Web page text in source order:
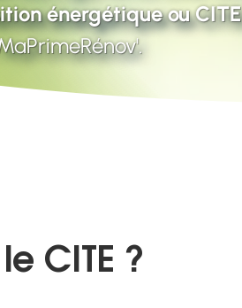
énergétique ou CITE
CITE ?